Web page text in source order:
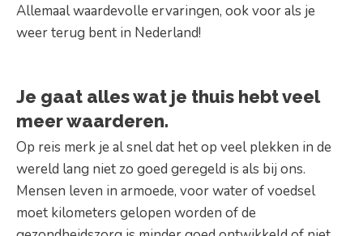
Allemaal waardevolle ervaringen, ook voor als je
weer terug bent in Nederland!
Je gaat alles wat je thuis hebt veel
meer waarderen.
Op reis merk je al snel dat het op veel plekken in de
wereld lang niet zo goed geregeld is als bij ons.
Mensen leven in armoede, voor water of voedsel
moet kilometers gelopen worden of de